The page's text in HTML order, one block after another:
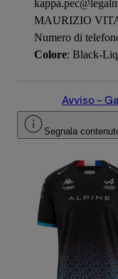
MAURIZIO
Numero di
Colore: Black-
Avviso –
Segnala